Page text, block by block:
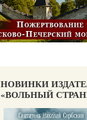
НОВИНКИ
«ВОЛЬНЫЙ